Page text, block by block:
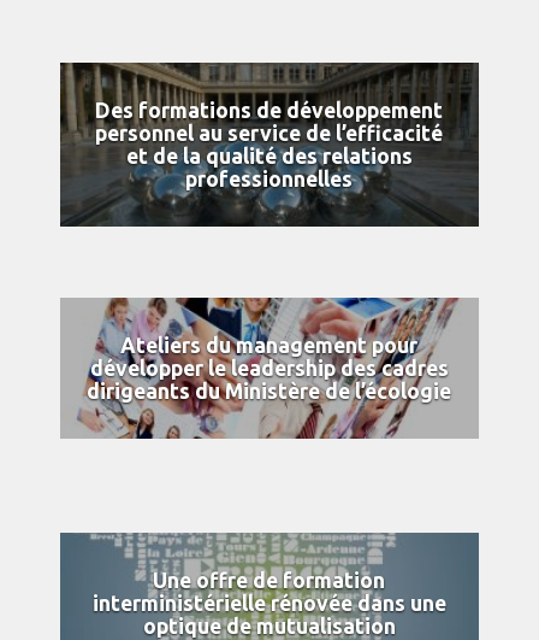
Des formations de développement
personnel au service de l’efficacité
et de la qualité des relations
professionnelles
Ateliers du management pour
développer le leadership des cadres
dirigeants du Ministère de l’écologie
Une offre de formation
interministérielle rénovée dans une
optique de mutualisation